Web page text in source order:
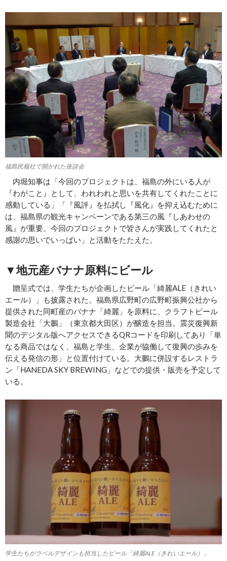
福島民報社で開かれた座談会
内堀知事は「今回のプロジェクトは、福島の外にいる人が
『わがこと』として、われわれと思いを共有してくれたことに
感動している」「『風評』を払拭し『風化』を抑え込むために
は、福島県の観光キャンペーンである第三の風『しあわせの
風』が重要。今回のプロジェクトで皆さんが実践してくれたと
感謝の思いでいっぱい」と活動をたたえた。
▼地元産バナナ原料にビール
贈呈式では、学生たちが企画したビール「綺麗ALE（きれい
エール）」も披露された。福島県広野町の広野町振興公社から
提供された同町産のバナナ「綺麗」を原料に、クラフトビール
製造会社「大鵬」（東京都大田区）が醸造を担当。震災復興新
聞のデジタル版へアクセスできるQRコードを印刷してあり「単
なる商品ではなく、福島と学生、企業が協働して復興の歩みを
伝える発信の形」と位置付けている。大鵬に併設するレストラ
ン「HANEDA SKY BREWING」などでの提供・販売を予定して
いる。
学生たちがラベルデザインも担当したビール「綺麗ALE（きれいエール）」